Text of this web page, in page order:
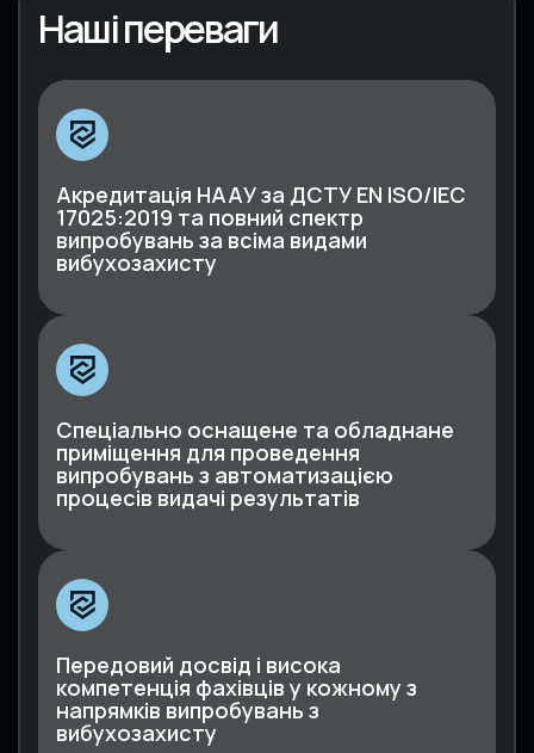
Наші переваги
Акредитація НААУ за ДСТУ EN ISO/IEC
17025:2019 та повний спектр
випробувань за всіма видами
вибухозахисту
Спеціально оснащене та обладнане
приміщення для проведення
випробувань з автоматизацією
процесів видачі результатів
Передовий досвід і висока
компетенція фахівців у кожному з
напрямків випробувань з
вибухозахисту